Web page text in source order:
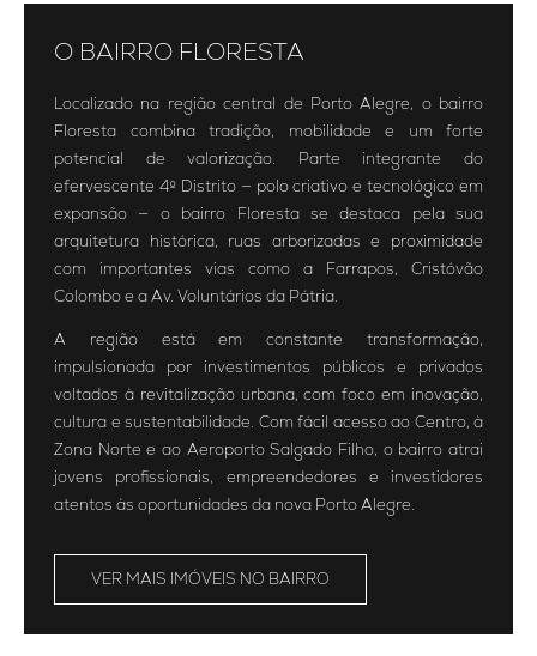
O BAIRRO FLORESTA
Localizado na região central de Porto Alegre, o bairro
Floresta combina tradição, mobilidade e um forte
potencial de valorização. Parte integrante do
efervescente 4º Distrito — polo criativo e tecnológico em
expansão — o bairro Floresta se destaca pela sua
arquitetura histórica, ruas arborizadas e proximidade
com importantes vias como a Farrapos, Cristóvão
Colombo e a Av. Voluntários da Pátria.
A região está em constante transformação,
impulsionada por investimentos públicos e privados
voltados à revitalização urbana, com foco em inovação,
cultura e sustentabilidade. Com fácil acesso ao Centro, à
Zona Norte e ao Aeroporto Salgado Filho, o bairro atrai
jovens profissionais, empreendedores e investidores
atentos às oportunidades da nova Porto Alegre.
VER MAIS IMÓVEIS NO BAIRRO